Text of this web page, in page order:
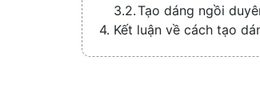
Tạo dáng ngồi
Kết luận về cách tạo